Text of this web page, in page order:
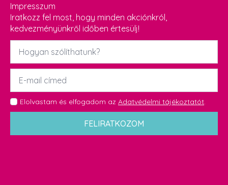
Impresszum
Iratkozz fel most, hogy minden akciónkról,
kedvezményünkről időben értesülj!
Név
Email
GDPR
*
Elolvastam és elfogadom az Adatvédelmi tájékoztatót.
FELIRATKOZOM